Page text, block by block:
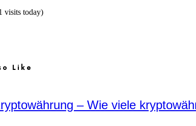
visits today)
Like
– Wie viele